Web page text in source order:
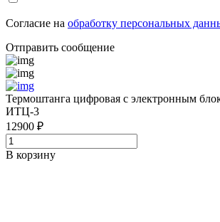
Согласие на обработку персональных
Отправить сообщение
Термоштанга цифровая с электронным
ИТЦ-3
12900 ₽
В корзину